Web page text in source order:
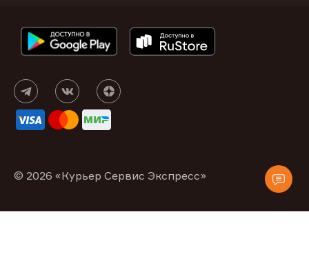
© 2026 «Курьер Сервис Экспресс»